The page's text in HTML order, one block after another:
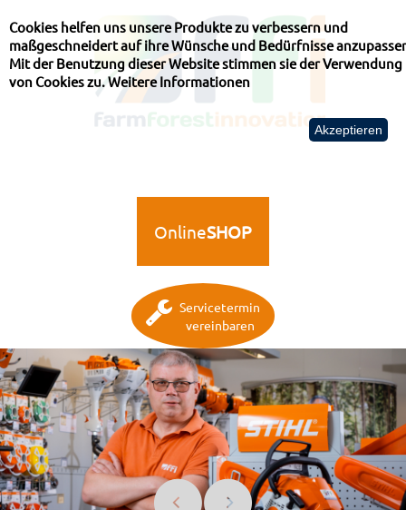
Cookies helfen uns unsere Produkte zu verbessern und
maßgeschneidert auf ihre Wünsche und Bedürfnisse
Mit der Benutzung dieser Website stimmen sie der Verwendung
von Cookies zu.Weitere Informationen
Akzeptieren
OnlineSHOP
Servicetermin
vereinbaren